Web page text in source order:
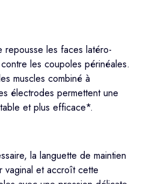
repousse les faces latéro-
les coupoles périnéales.
muscles combiné à
électrodes permettent une
et plus efficace*.
la languette de maintien
vaginal et accroît cette